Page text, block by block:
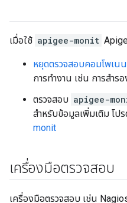
เมื่อใช้ apigee-monit
หยุดตรวจสอบคอมโพเน
การทำงาน เช่น การสำร
ตรวจสอบ apigee-
สำหรับข้อมูลเพิ่มเติม โป
monit
เครื่องมือตรวจสอบ
เครื่องมือตรวจสอบ เช่น